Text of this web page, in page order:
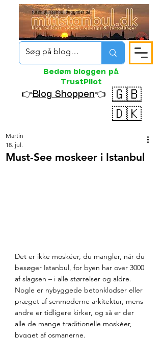
Bedøm bloggen på
TrustPilot
👉Blog Shoppen👈
🇬🇧
🇩🇰
Must-See moskeer i Istanbul
Martin
18. jul.
Det er ikke moskéer, du mangler, når du
besøger Istanbul, for byen har over 3000
af slagsen – i alle størrelser og aldre.
Nogle er nybyggede betonklodser eller
præget af senmoderne arkitektur, mens
andre er tidligere kirker, og så er der
alle de mange traditionelle moskéer,
bygget af osmanerne.